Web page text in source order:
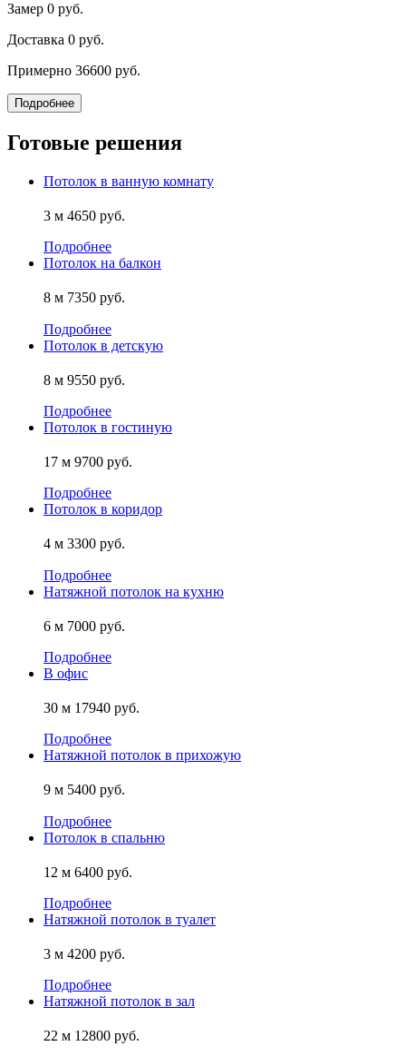
Замер 0 руб.
Доставка 0 руб.
Примерно 36600 руб.
Подробнее
Готовые решения
Потолок в ванную комнату
3 м 4650 руб.
Подробнее
Потолок на балкон
8 м 7350 руб.
Подробнее
Потолок в детскую
8 м 9550 руб.
Подробнее
Потолок в гостиную
17 м 9700 руб.
Подробнее
Потолок в коридор
4 м 3300 руб.
Подробнее
Натяжной потолок на кухню
6 м 7000 руб.
Подробнее
В офис
30 м 17940 руб.
Подробнее
Натяжной потолок в прихожую
9 м 5400 руб.
Подробнее
Потолок в спальню
12 м 6400 руб.
Подробнее
Натяжной потолок в туалет
3 м 4200 руб.
Подробнее
Натяжной потолок в зал
22 м 12800 руб.